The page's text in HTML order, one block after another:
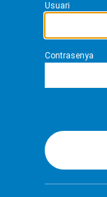
Usuari
Contrasenya